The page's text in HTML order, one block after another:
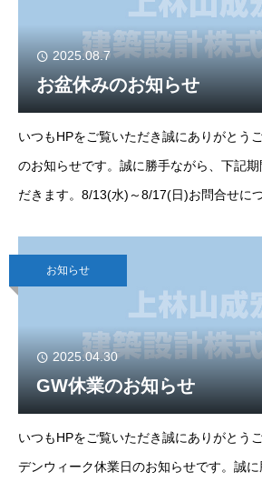
2025.08.7
お盆休みのお知らせ
いつもHPをご覧いただき誠にありがとう
のお知らせです。誠に勝手ながら、下記
だきます。8/13(水)～8/17(日)お問合せに
お知らせ
2025.04.30
GW休業のお知らせ
いつもHPをご覧いただき誠にありがとう
デンウィーク休業日のお知らせです。誠